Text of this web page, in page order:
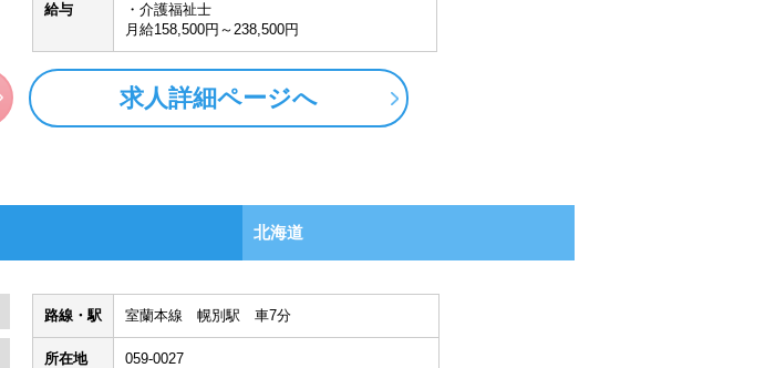
給与
・介護福祉士
月給158,500円～238,500円
求人詳細ページへ
北海道
路線・駅 室蘭本線 幌別駅 車7分
所在地
059-0027